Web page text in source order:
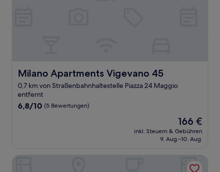
Milano Apartments Vigevano 45
Milano Apartments Vigevano 45
0,7 km von Straßenbahnhaltestelle Piazza 24 Maggio
entfernt
6.8
6,8/10 (5 Bewertungen)
Der
Preis
beträgt
166 €
inkl. Steuern & Gebühren
9. Aug.–10. Aug.